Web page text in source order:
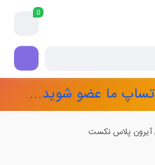
0
ما عضو شوید...
پلاس نکست